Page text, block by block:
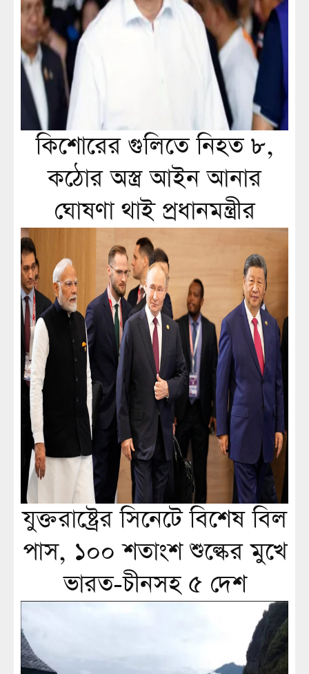
কিশোরের গুলিতে নিহত ৮,
কঠোর অস্ত্র আইন আনার
ঘোষণা থাই প্রধানমন্ত্রীর
যুক্তরাষ্ট্রের সিনেটে বিশেষ বিল
পাস, ১০০ শতাংশ শুল্কের মুখে
ভারত-চীনসহ ৫ দেশ